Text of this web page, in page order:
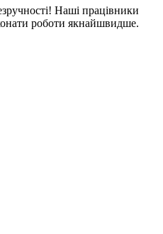
Наші працівники
роботи якнайшвидше.